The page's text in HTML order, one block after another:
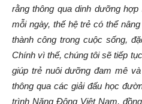
rằng thông qua dinh dưỡng
mỗi ngày, thế hệ trẻ có thể
thành công trong cuộc sống,
Chính vì thế, chúng tôi sẽ tiếp
giúp trẻ nuôi dưỡng đam mê
thông qua các giải đấu học
trình Năng Động Việt Nam,